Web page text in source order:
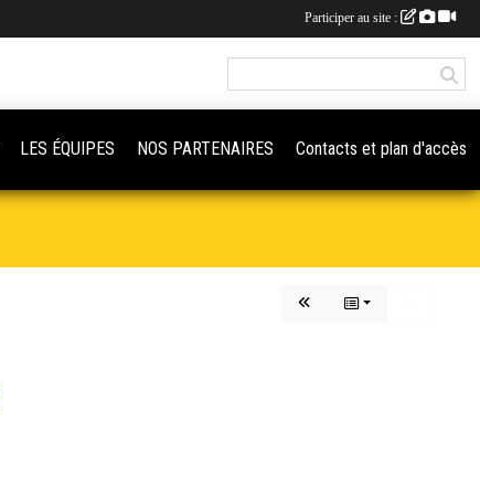
LES ÉQUIPES NOS PARTENAIRES Contacts et plan d'accès
Participer au site :